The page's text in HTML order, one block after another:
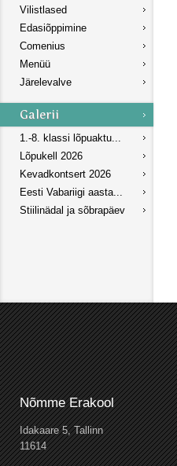
Vilistlased
Edasiõppimine
Comenius
Menüü
Järelevalve
1.-8. klassi lõpuaktu...
Lõpukell 2026
Kevadkontsert 2026
Eesti Vabariigi aasta...
Stiilinädal ja sõbrapäev
Nõmme Erakool
Idakaare 5, Tallinn
11614